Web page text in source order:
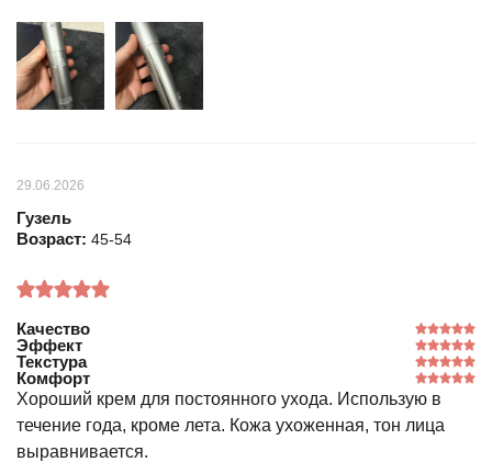
29.06.2026
Гузель
Возраст: 45-54
Качество
Эффект
Текстура
Комфорт
Хороший крем для постоянного ухода. Использую в
течение года, кроме лета. Кожа ухоженная, тон лица
выравнивается.